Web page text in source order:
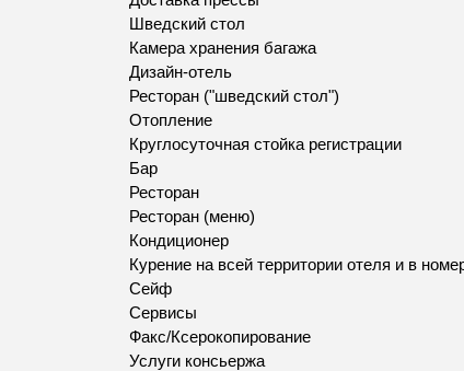
Шведский стол
Камера хранения багажа
Дизайн-отель
Ресторан ("шведский стол")
Отопление
Круглосуточная стойка регистрации
Бар
Ресторан
Ресторан (меню)
Кондиционер
Курение на всей территории отеля и в
Сейф
Сервисы
Факс/Ксерокопирование
Услуги консьержа